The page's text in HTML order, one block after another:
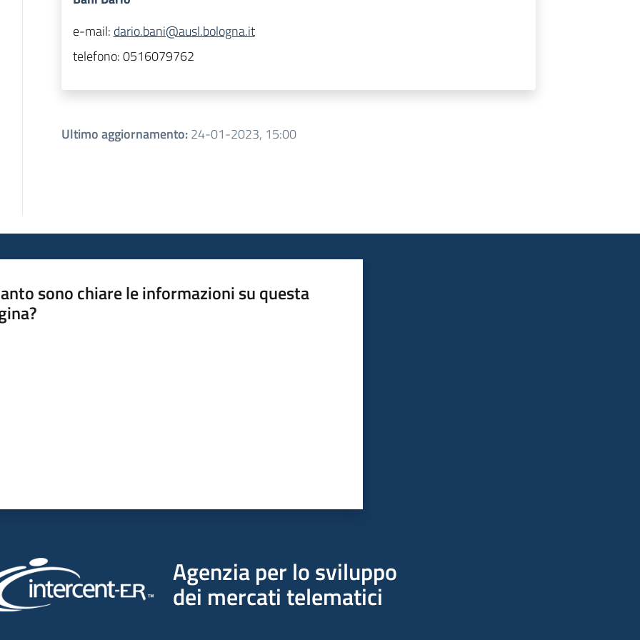
e-mail: dario.bani@ausl.bologna.it
telefono:0516079762
Ultimo aggiornamento:24-01-2023, 15:00
sono chiare le informazioni su questa
Agenzia per lo sviluppo
dei mercati telematici